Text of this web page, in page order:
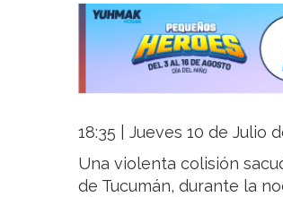
18:35 | Jueves 10 de Julio
Una violenta colisión
de Tucumán, durante la